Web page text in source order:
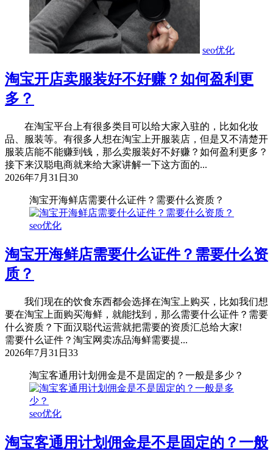
seo优化
淘宝开店卖服装好不好赚？如何盈利更
多？
在淘宝平台上有很多类目可以给大家入驻的，比如化妆
品、服装等。有很多人想在淘宝上开服装店，但是又不清楚开
服装店能不能赚到钱，那么卖服装好不好赚？如何盈利更多？
接下来汉聪电商就来给大家讲解一下这方面的...
2026年7月31日 30
淘宝开海鲜店需要什么证件？需要什么资质？
seo优化
淘宝开海鲜店需要什么证件？需要什么资
质？
我们现在的饮食东西都会选择在淘宝上购买，比如我们想
要在淘宝上面购买海鲜，就能找到，那么需要什么证件？需要
什么资质？下面汉聪代运营就把需要的资质汇总给大家!
需要什么证件？淘宝网卖冻品海鲜需要提...
2026年7月31日 33
淘宝客通用计划佣金是不是固定的？一般是多少？
seo优化
淘宝客通用计划佣金是不是固定的？一般